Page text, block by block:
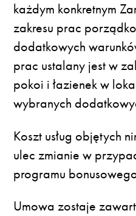
każdym konkretnym
zakresu prac
dodatkowych
prac ustalany jest w
pokoi i łazienek w
wybranych
Koszt usług objętych
ulec zmianie w
programu
Umowa zostaje